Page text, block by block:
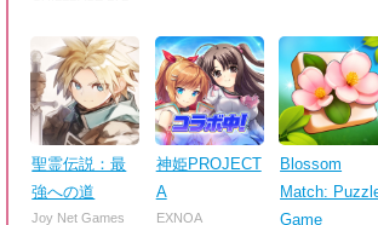
聖霊伝説：最
強への道
Joy Net Games
神姫PROJECT
A
EXNOA
Blossom
Match:
Game